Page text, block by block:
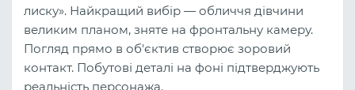
лиску». Найкращий вибір — обличчя дівчини
великим планом, зняте на фронтальну камеру.
Погляд прямо в об'єктив створює зоровий
контакт. Побутові деталі на фоні підтверджують
реальність персонажа.